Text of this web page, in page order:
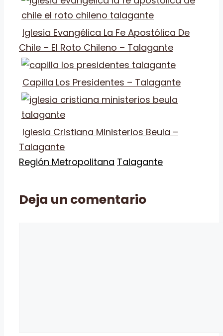
Iglesia Evangélica La Fe Apostólica De
Chile – El Roto Chileno – Talagante
Capilla Los Presidentes – Talagante
Iglesia Cristiana Ministerios Beula –
Talagante
Categorías
Región Metropolitana Etiquetas
Talagante
Deja un comentario